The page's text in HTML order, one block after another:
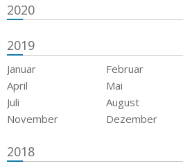
2020
2019
Januar Februar
April
Mai
Juli
August
November
Dezember
2018